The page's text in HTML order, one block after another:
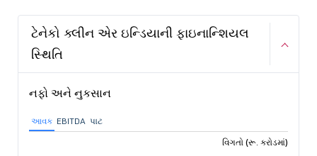
ટેનેકો ક્લીન એર ઇન્ડિયાની ફાઇનાન્શિયલ
સ્થિતિ
નફો અને નુકસાન
આવક EBITDA પાટ
વિગતો (રૂ. કરોડમાં)